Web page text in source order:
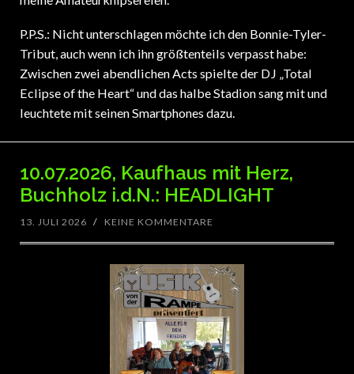
Tribut, auch wenn ich ihn größtenteils verpasst habe:
Zwischen zwei abendlichen Acts spielte der DJ „Total
Eclipse of the Heart“ und das halbe Stadion sang mit und
leuchtete mit seinen Smartphones dazu.
10.07.2026, Kaufhaus mit Herz,
Buchholz i.d.N.: HEADLIGHT